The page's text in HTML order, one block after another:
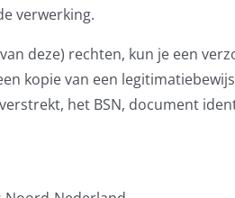
verwerking.
deze) rechten, kun je een
kopie van een
het BSN, document